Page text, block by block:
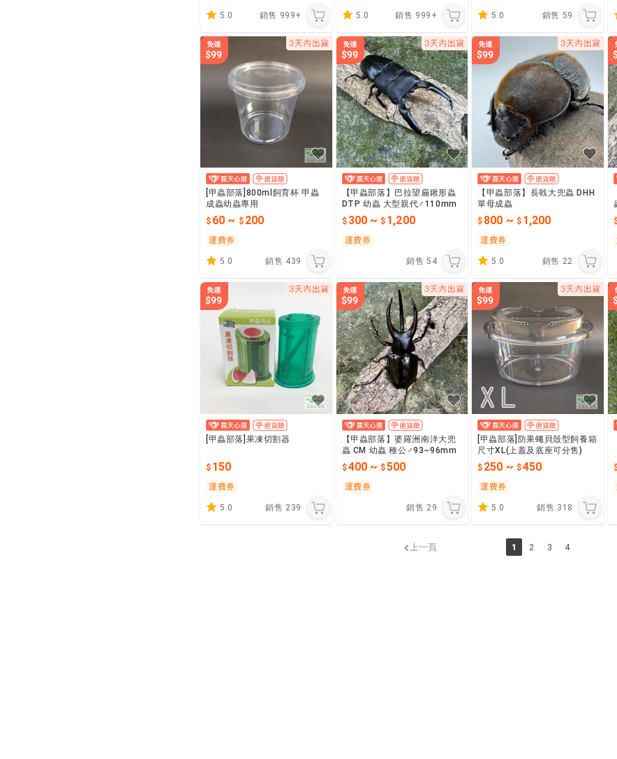
5.0 銷售 999+ 5.0 銷售 999+ 5.0 銷售 59
[甲蟲部落]800ml飼育杯 甲蟲
成蟲幼蟲專用
60 ~ 200
運費券
5.0 銷售 439
【甲蟲部落】巴拉望扁鍬形蟲
DTP 幼蟲 大型親代♂110mm
300~ 1,200
運費券
銷售 54
【甲蟲部落】長戟大兜蟲 DHH
單母成蟲
800 ~ 1,200
運費券
5.0 銷售 22
[甲蟲部落]果凍切割器
150
運費券
5.0 銷售 239
【甲蟲部落】婆羅洲南洋大兜
蟲 CM 幼蟲 種公♂93~96mm
400~ 500
運費券
銷售 29
[甲蟲部落]防果蠅貝殼型飼養箱
尺寸XL(上蓋及底座可分售)
250 ~ 450
運費券
5.0 銷售 318
上一頁 1 2 3 4